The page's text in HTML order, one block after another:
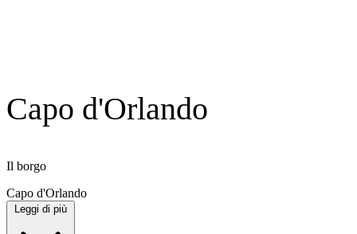
Capo d'Orlando
Il borgo
Capo d'Orlando
Leggi di più